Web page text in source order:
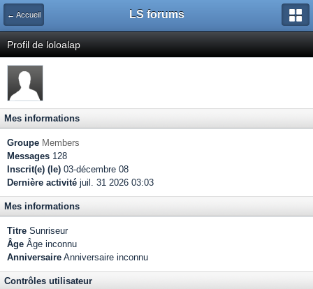
← Accueil LS forums
Profil de loloalap
Mes informations
Groupe Members
Messages 128
Inscrit(e) (le) 03-décembre 08
Dernière activité juil. 31 2026 03:03
Mes informations
Titre Sunriseur
Âge Âge inconnu
Anniversaire Anniversaire inconnu
Contrôles utilisateur